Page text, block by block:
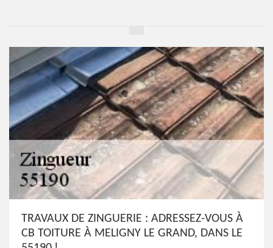
TRAVAUX DE ZINGUERIE : ADRESSEZ-VOUS À
CB TOITURE À MELIGNY LE GRAND, DANS LE